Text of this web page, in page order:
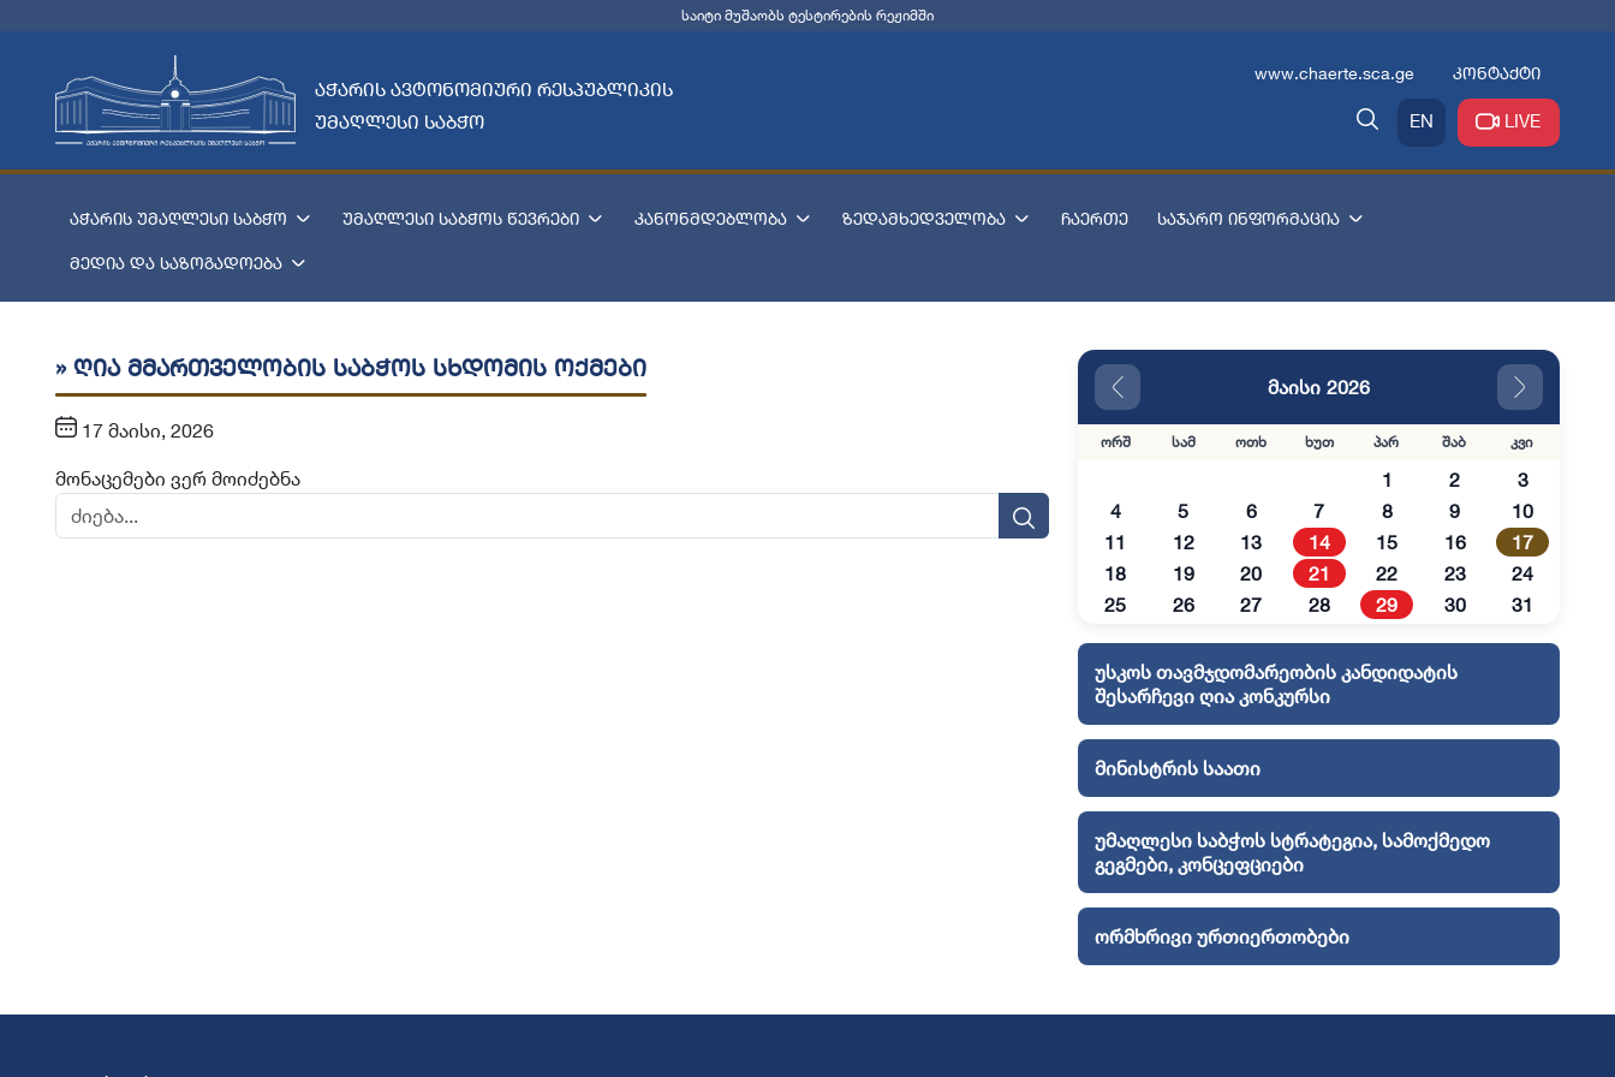
საიტი მუშაობს ტესტირების რეჟიმში
აჭარის ავტონომიური რესპუბლიკის
უმაღლესი საბჭო
www.chaerte.sca.ge კონტაქტი
EN LIVE
აჭარის უმაღლესი საბჭო უმაღლესი საბჭოს წევრები კანონმდებლობა ზედამხედველობა ჩაერთე საჯარო ინფორმაცია
მედია და საზოგადოება
» ღია მმართველობის საბჭოს სხდომის ოქმები
17 მაისი, 2026
მონაცემები ვერ მოიძებნა
მაისი 2026
ორშ სამ ოთხ ხუთ პარ შაბ კვი
1 2
3
4
5 6 7 8 9
10
11
12 13 14 15 16
17
18
19 20 21 22 23
24
25
26 27 28 29 30 31
უსკოს თავმჯდომარეობის კანდიდატის
შესარჩევი ღია კონკურსი
მინისტრის საათი
უმაღლესი საბჭოს სტრატეგია, სამოქმედო
გეგმები, კონცეფციები
ორმხრივი ურთიერთობები